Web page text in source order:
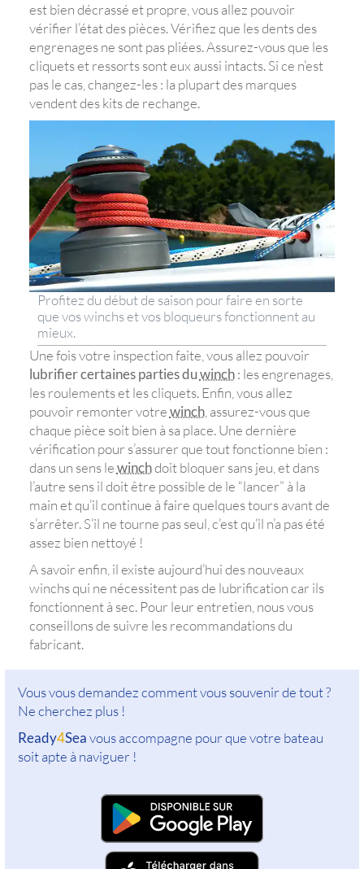
est bien décrassé et propre, vous allez pouvoir
vérifier l’état des pièces. Vérifiez que les dents des
engrenages ne sont pas pliées. Assurez-vous que les
cliquets et ressorts sont eux aussi intacts. Si ce n’est
pas le cas, changez-les : la plupart des marques
vendent des kits de rechange.
Profitez du début de saison pour faire en sorte
que vos winchs et vos bloqueurs fonctionnent au
mieux.
Une fois votre inspection faite, vous allez pouvoir
lubrifier certaines parties duwinch: les engrenages,
les roulements et les cliquets. Enfin, vous allez
pouvoir remonter votrewinch, assurez-vous que
chaque pièce soit bien à sa place. Une dernière
vérification pour s’assurer que tout fonctionne bien :
dans un sens lewinchdoit bloquer sans jeu, et dans
l’autre sens il doit être possible de le “lancer” à la
main et qu’il continue à faire quelques tours avant de
s’arrêter. S’il ne tourne pas seul, c’est qu’il n’a pas été
assez bien nettoyé !
A savoir enfin, il existe aujourd’hui des nouveaux
winchs qui ne nécessitent pas de lubrification car ils
fonctionnent à sec. Pour leur entretien, nous vous
conseillons de suivre les recommandations du
fabricant.
Vous vous demandez comment vous souvenir de tout ?
Ne cherchez plus !
Ready4Seavous accompagne pour que votre bateau
soit apte à naviguer !